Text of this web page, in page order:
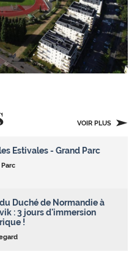
VOIR PLUS
Estivales - Grand Parc
Duché de Normandie à
: 3 jours d'immersion
!